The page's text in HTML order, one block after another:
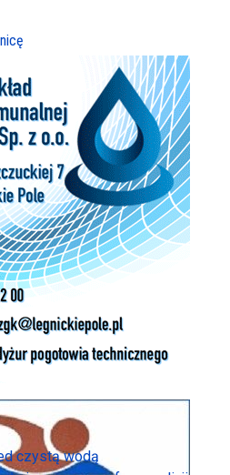
czystą wodą